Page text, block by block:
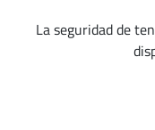
La seguridad de